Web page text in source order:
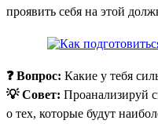
проявить себя на этой
❓ Вопрос: Какие у тебя
💡 Совет: Проанализируй
о тех, которые будут